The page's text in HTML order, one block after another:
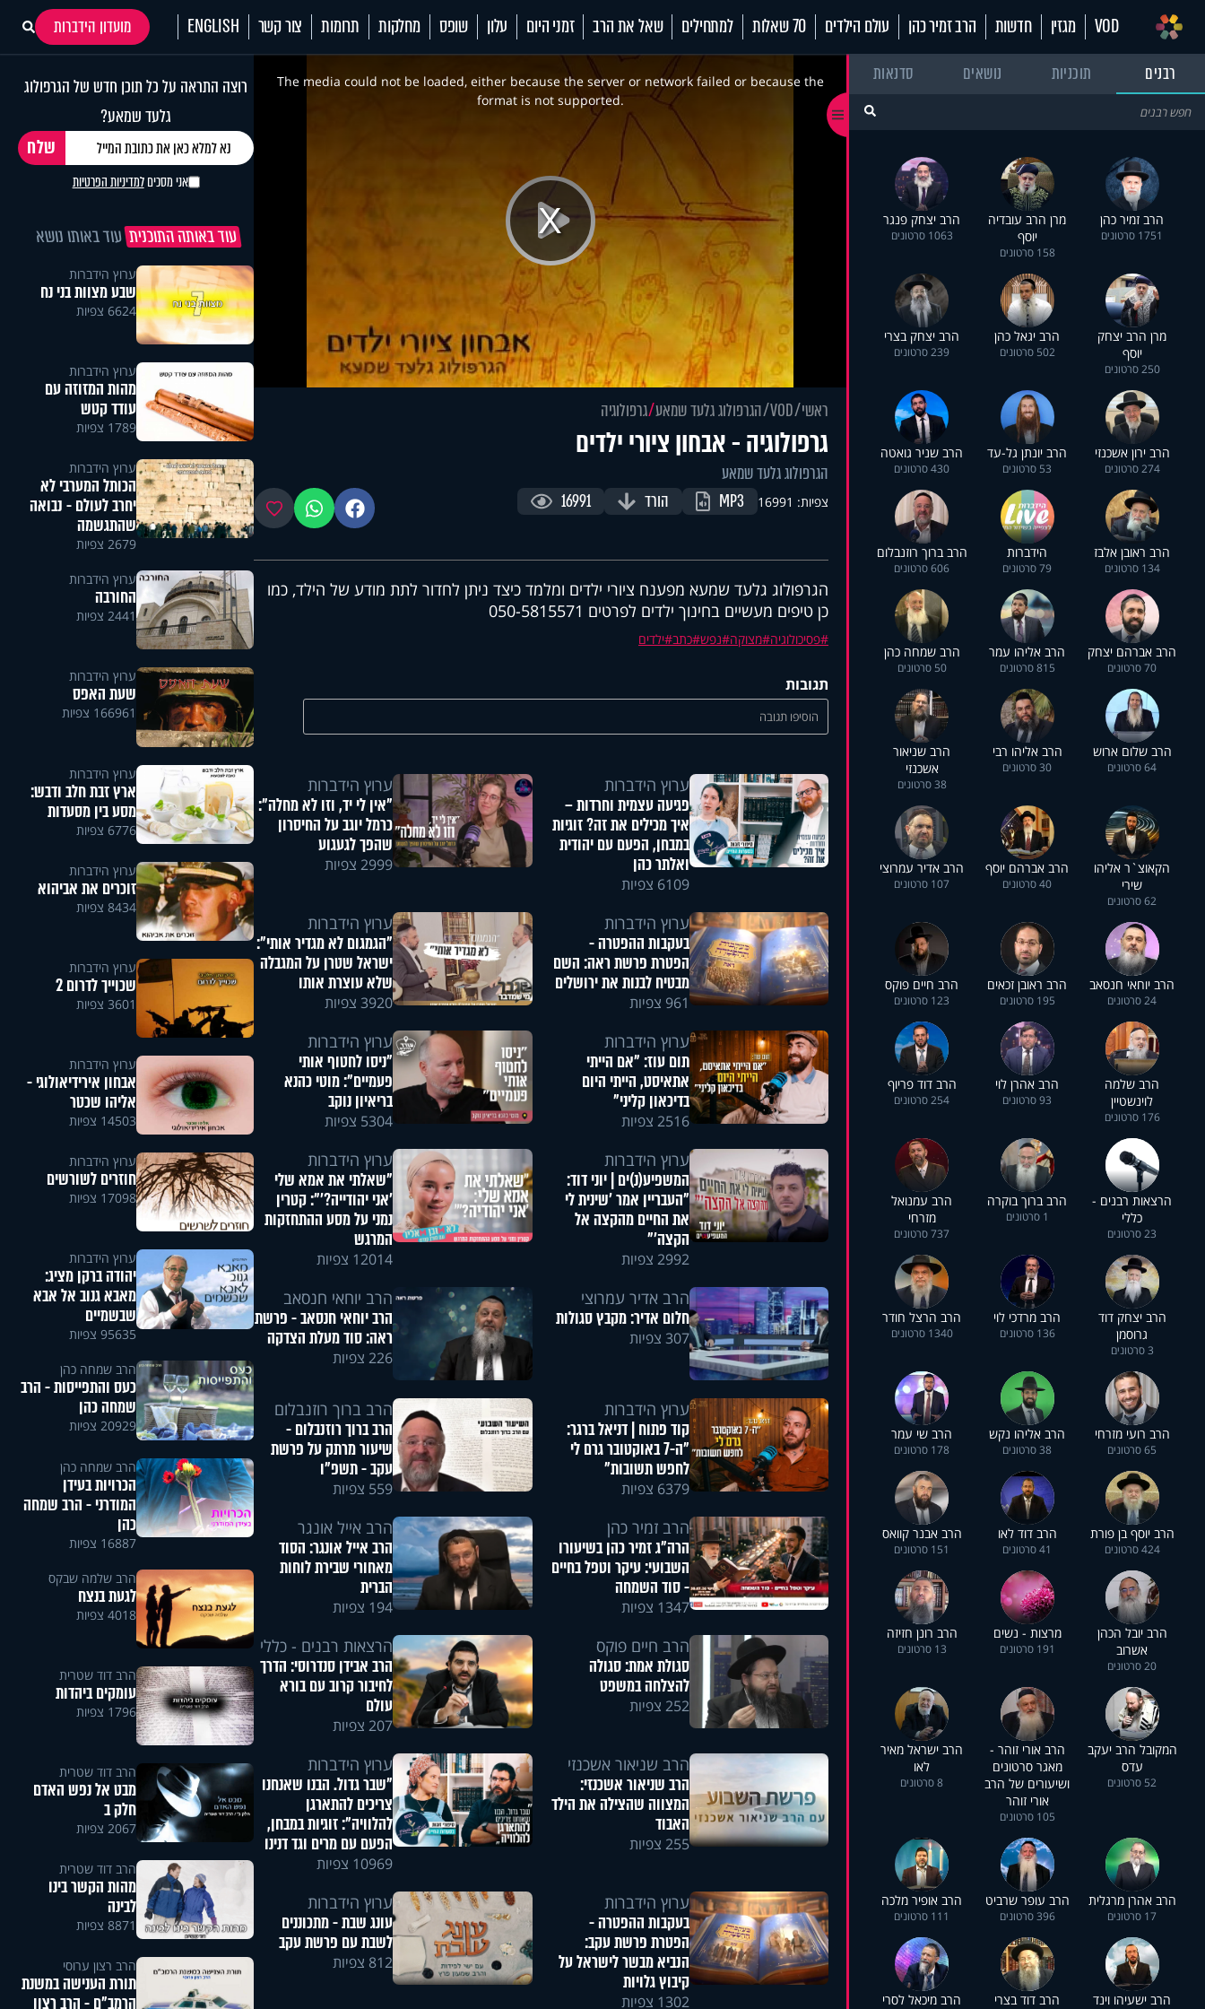
VOD מגזין חדשות הרב זמיר כהן עולם הילדים 70 שאלות למתחילים שאל את הרב זמני היום עלון שופס מחלקות תרומות צור קשר ENGLISH
מועדון הידברות
רבנים
תוכניות נושאים סדנאות
הרב זמיר כהן
1751 סרטונים
מרן הרב עובדיה
יוסף
158 סרטונים
הרב יצחק פנגר
1063 סרטונים
מרן הרב יצחק
יוסף
250 סרטונים
הרב יגאל כהן
502 סרטונים
הרב יצחק בצרי
239 סרטונים
הרב ירון אשכנזי
274 סרטונים
הרב יונתן גל-עד
53 סרטונים
הרב שניר גואטה
430 סרטונים
הרב ראובן אלבז
134 סרטונים
הידברות
79 סרטונים
הרב ברוך רוזנבלום
606 סרטונים
הרב אברהם יצחק
70 סרטונים
הרב אליהו עמר
815 סרטונים
הרב שמחה כהן
50 סרטונים
הרב שלום ארוש
64 סרטונים
הרב אליהו רבי
30 סרטונים
הרב שניאור
אשכנזי
38 סרטונים
הקאוצ`ר אליהו
שירי
62 סרטונים
הרב אברהם יוסף
40 סרטונים
הרב אדיר עמרוצי
107 סרטונים
הרב יוחאי חנסאב
24 סרטונים
הרב ראובן זכאים
195 סרטונים
הרב חיים פוקס
123 סרטונים
הרב שלמה
לוינשטיין
176 סרטונים
הרב אהרן לוי
93 סרטונים
הרב דוד פריוף
254 סרטונים
הרצאות רבנים -
כללי
23 סרטונים
הרב ברוך בוקרה
1 סרטונים
הרב עמנואל
מזרחי
737 סרטונים
הרב יצחק דוד
גרוסמן
3 סרטונים
הרב מרדכי לוי
136 סרטונים
הרב הרצל חודר
1340 סרטונים
הרב רועי מזרחי
65 סרטונים
הרב אליהו נקש
38 סרטונים
הרב שי עמר
178 סרטונים
הרב יוסף בן פורת
424 סרטונים
הרב דוד לאו
41 סרטונים
הרב אבנר קוואס
151 סרטונים
הרב יובל הכהן
אשרוב
20 סרטונים
מרצות - נשים
191 סרטונים
הרב רונן חזיזה
13 סרטונים
המקובל הרב יעקב
עדס
52 סרטונים
הרב אורי זוהר -
מאגר סרטונים
ושיעורים של הרב
אורי זוהר
105 סרטונים
הרב ישראל מאיר
לאו
8 סרטונים
הרב אהרן מרגלית
17 סרטונים
הרב עופר שרביט
396 סרטונים
הרב אופיר מלכה
111 סרטונים
הרב ישעיהו וינד הרב דוד בצרי הרב מיכאל לסרי
Play
Video
This
modalThe media could not be loaded, either because the server or network failed or because the
format is not supported.
ראשי VOD הגרפולוג גלעד שמאע גרפולוגיה
גרפולוגיה - אבחון ציורי ילדים
הגרפולוג גלעד שמאע
צפיות: 16991 MP3 הורד 16991 פייסבוקווטסאפ מועדפים
הגרפולוג גלעד שמעא מפענח ציורי ילדים ומלמד כיצד ניתן לחדור לתת מודע של הילד, כמו
כן טיפים מעשיים בחינוך ילדים לפרטים 050-5815571
פסיכולוגיה מצוקה נפש כתב ילדים
תגובות
הוסיפו תגובה
ערוץ הידברות
פגיעה עצמית וחרדות –
איך מכילים את זה? זוגיות
במבחן, הפעם עם יהודית
ואלתר כהן
6109 צפיות
ערוץ הידברות
"אין לי יד, וזו לא מחלה":
כרמל יוגב על החיסרון
שהפך לגעגוע
2999 צפיות
ערוץ הידברות
בעקבות ההפטרה -
הפטרת פרשת ראה: השם
מבטיח לבנות את ירושלים
961 צפיות
ערוץ הידברות
"הגמגום לא מגדיר אותי":
ישראל שטרן על המגבלה
שלא עוצרת אותו
3920 צפיות
ערוץ הידברות
תום עוז: "אם הייתי
אתאיסט, הייתי היום
בדיכאון קליני"
2516 צפיות
ערוץ הידברות
"ניסו לחטוף אותי
פעמיים": מוטי כהנא
בריאיון נוקב
5304 צפיות
ערוץ הידברות
המשפיע(נ)ים | יוני דוד:
"העבריין אמר 'שינית לי
את החיים מהקצה אל
הקצה'"
2992 צפיות
ערוץ הידברות
"שאלתי את אמא שלי
'אני יהודייה?'": קטרין
נמני על מסע ההתחזקות
המרגש
12014 צפיות
הרב אדיר עמרוצי
חלום אדיר: מקבץ סגולות
307 צפיות
הרב יוחאי חנסאב
הרב יוחאי חנסאב - פרשת
ראה: סוד מעלת הצדקה
226 צפיות
ערוץ הידברות
קוד פתוח | דניאל ברגר:
"ה-7 באוקטובר גרם לי
לחפש תשובות"
6379 צפיות
הרב ברוך רוזנבלום
הרב ברוך רוזנבלום -
שיעור מרתק על פרשת
עקב - תשפ"ו
559 צפיות
הרב זמיר כהן
הרה"ג זמיר כהן בשיעורו
השבועי: עיקר וטפל בחיים
- סוד השמחה
1347 צפיות
הרב אייל אונגר
הרב אייל אונגר: הסוד
מאחורי שבירת לוחות
הברית
194 צפיות
הרב חיים פוקס
סגולת אמת: סגולה
להצלחה במשפט
252 צפיות
הרצאות רבנים - כללי
הרב אבידן סנדרוסי: הדרך
לחיבור קרוב עם בורא
עולם
207 צפיות
הרב שניאור אשכנזי
הרב שניאור אשכנזי:
המצווה שהצילה את הילד
האבוד
255 צפיות
ערוץ הידברות
"שבר גדול. הבנו שאנחנו
צריכים להתארגן
להלוויה": זוגיות במבחן,
הפעם עם מרים וגד דנינו
10969 צפיות
ערוץ הידברות
בעקבות ההפטרה -
הפטרת פרשת עקב:
הנביא מבשר לישראל על
קיבוץ גלויות
1302 צפיות
ערוץ הידברות
עונג שבת - מתכוננים
לשבת עם פרשת עקב
812 צפיות
רוצה התראה על כל תוכן חדש של הגרפולוג
גלעד שמאע?
אני מסכיםלמדיניות הפרטיות
עוד באותה התוכנית עוד באותו נושא
ערוץ הידברות
שבע מצוות בני נח
6624 צפיות
ערוץ הידברות
מהות המזוזה עם
עודד קטש
1789 צפיות
ערוץ הידברות
הכותל המערבי לא
יחרב לעולם - נבואה
שהתגשמה
2679 צפיות
ערוץ הידברות
החורבה
2441 צפיות
ערוץ הידברות
שעת האפס
166961 צפיות
ערוץ הידברות
ארץ זבת חלב ודבש:
מסע בין מסעדות
6776 צפיות
ערוץ הידברות
זוכרים את אביהוא
8434 צפיות
ערוץ הידברות
שכוייך לדרום 2
3601 צפיות
ערוץ הידברות
אבחון אירידיאולוגי -
אליהו שכטר
14503 צפיות
ערוץ הידברות
חוזרים לשורשים
17098 צפיות
ערוץ הידברות
יהודה ברקן מציג:
מאבא גנוב אל אבא
שבשמיים
95635 צפיות
הרב שמחה כהן
כעס והתפייסות - הרב
שמחה כהן
20929 צפיות
הרב שמחה כהן
הכרויות בעידן
המודרני - הרב שמחה
כהן
16887 צפיות
הרב שלמה שבקס
לגעת בנצח
4018 צפיות
הרב דוד שטרית
עומקים ביהדות
1796 צפיות
הרב דוד שטרית
מבט אל נפש האדם
חלק ב
2067 צפיות
הרב דוד שטרית
מהות הקשר בינו
לבינה
8871 צפיות
הרב רצון ערוסי
תורת הענישה במשנת
הרמב"ם - הרב רצון